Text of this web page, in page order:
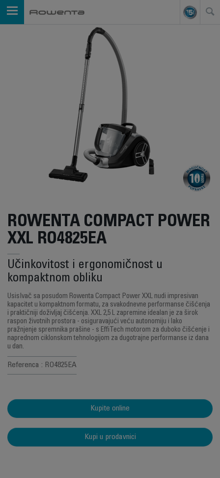
ROWENTA COMPACT POWER
XXL RO4825EA
Učinkovitost i ergonomičnost u
kompaktnom obliku
UsisIvač sa posudom Rowenta Compact Power XXL nudi impresivan
kapacitet u kompaktnom formatu, za svakodnevne performanse čišćenja
i praktičniji doživljaj čišćenja. XXL 2,5 L zapremine idealan je za širok
raspon životnih prostora - osiguravajući veću autonomiju i lako
pražnjenje spremnika prašine - s EffiTech motorom za duboko čišćenje i
naprednom ciklonskom tehnologijom za dugotrajne performanse iz dana
u dan.
Referenca : RO4825EA
Kupite online
Kupi u prodavnici